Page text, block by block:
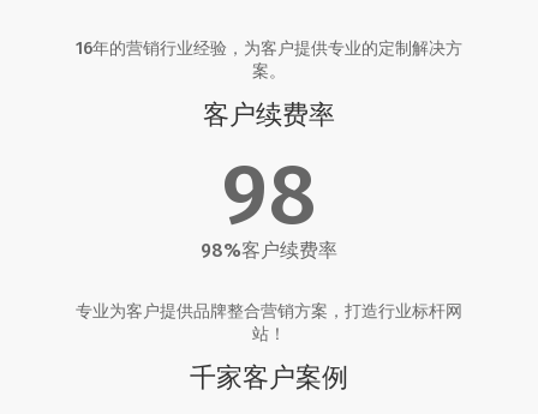
16年的营销行业经验，为客户提供专业的定制解决方
案。
客户续费率
98
98%客户续费率
专业为客户提供品牌整合营销方案，打造行业标杆网
站！
千家客户案例